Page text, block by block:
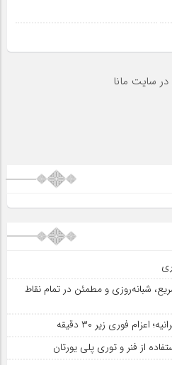
شبانه‌روزی و مطمئن در تمام نقاط
فوری زیر ۳۰ دقیقه
از فنر و توری پلی یورتان